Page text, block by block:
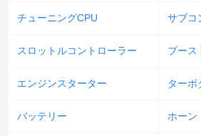
チューニングCPU サブコ
スロットルコントローラー ブース
エンジンスターター ターボ
バッテリー ホーン